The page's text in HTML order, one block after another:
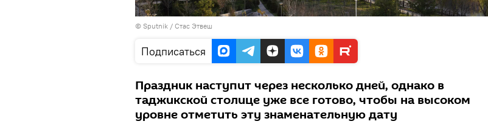
© Sputnik / Стас Этвеш
Подписаться
Праздник наступит через несколько дней, однако в
таджикской столице уже все готово, чтобы на высоком
уровне отметить эту знаменательную дату